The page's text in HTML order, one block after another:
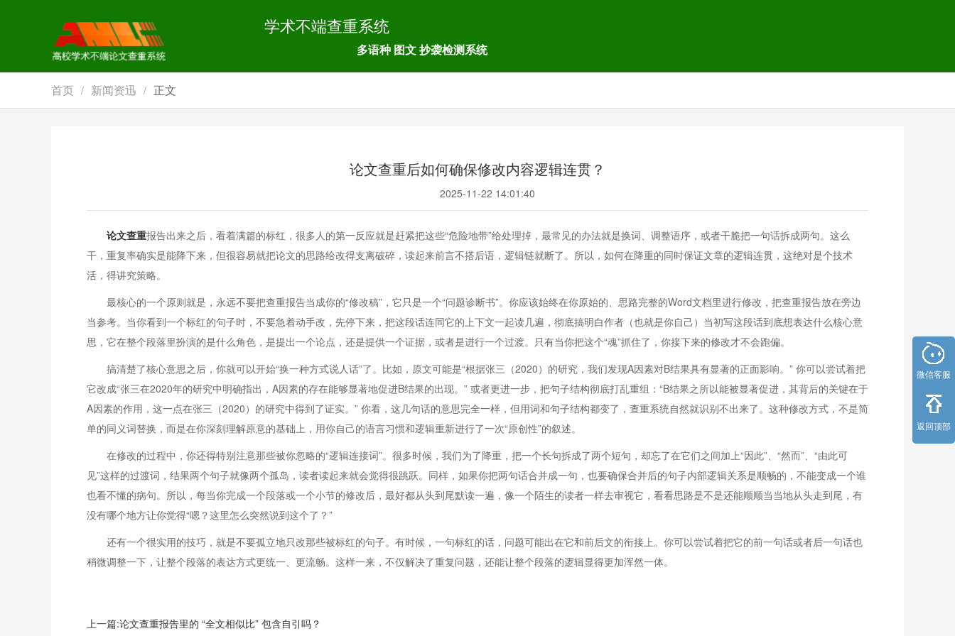
学术不端查重系统
多语种 图文 抄袭检测系统
首页 / 新闻资迅 / 正文
论文查重后如何确保修改内容逻辑连贯？
2025-11-22 14:01:40
论文查重报告出来之后，看着满篇的标红，很多人的第一反应就是赶紧把这些“危险地带”给处理掉，最常见的办法就是换词、调整语序，或者干脆把一句话拆成两句。这么
干，重复率确实是能降下来，但很容易就把论文的思路给改得支离破碎，读起来前言不搭后语，逻辑链就断了。所以，如何在降重的同时保证文章的逻辑连贯，这绝对是个技术
活，得讲究策略。
最核心的一个原则就是，永远不要把查重报告当成你的“修改稿”，它只是一个“问题诊断书”。你应该始终在你原始的、思路完整的Word文档里进行修改，把查重报告放在旁边
当参考。当你看到一个标红的句子时，不要急着动手改，先停下来，把这段话连同它的上下文一起读几遍，彻底搞明白作者（也就是你自己）当初写这段话到底想表达什么核心意
思，它在整个段落里扮演的是什么角色，是提出一个论点，还是提供一个证据，或者是进行一个过渡。只有当你把这个“魂”抓住了，你接下来的修改才不会跑偏。
搞清楚了核心意思之后，你就可以开始“换一种方式说人话”了。比如，原文可能是“根据张三（2020）的研究，我们发现A因素对B结果具有显著的正面影响。” 你可以尝试着把
它改成“张三在2020年的研究中明确指出，A因素的存在能够显著地促进B结果的出现。” 或者更进一步，把句子结构彻底打乱重组：“B结果之所以能被显著促进，其背后的关键在于
A因素的作用，这一点在张三（2020）的研究中得到了证实。” 你看，这几句话的意思完全一样，但用词和句子结构都变了，查重系统自然就识别不出来了。这种修改方式，不是简
单的同义词替换，而是在你深刻理解原意的基础上，用你自己的语言习惯和逻辑重新进行了一次“原创性”的叙述。
在修改的过程中，你还得特别注意那些被你忽略的“逻辑连接词”。很多时候，我们为了降重，把一个长句拆成了两个短句，却忘了在它们之间加上“因此”、“然而”、“由此可
见”这样的过渡词，结果两个句子就像两个孤岛，读者读起来就会觉得很跳跃。同样，如果你把两句话合并成一句，也要确保合并后的句子内部逻辑关系是顺畅的，不能变成一个谁
也看不懂的病句。所以，每当你完成一个段落或一个小节的修改后，最好都从头到尾默读一遍，像一个陌生的读者一样去审视它，看看思路是不是还能顺顺当当地从头走到尾，有
没有哪个地方让你觉得“嗯？这里怎么突然说到这个了？”
还有一个很实用的技巧，就是不要孤立地只改那些被标红的句子。有时候，一句标红的话，问题可能出在它和前后文的衔接上。你可以尝试着把它的前一句话或者后一句话也
稍微调整一下，让整个段落的表达方式更统一、更流畅。这样一来，不仅解决了重复问题，还能让整个段落的逻辑显得更加浑然一体。
上一篇:论文查重报告里的 “全文相似比” 包含自引吗？
微信客服
返回顶部